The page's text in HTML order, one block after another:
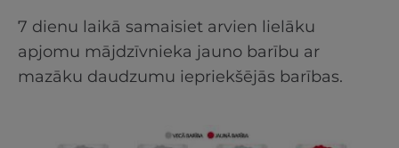
7 dienu laikā samaisiet arvien lielāku
apjomu mājdzīvnieka jauno barību ar
mazāku daudzumu iepriekšējās barības.